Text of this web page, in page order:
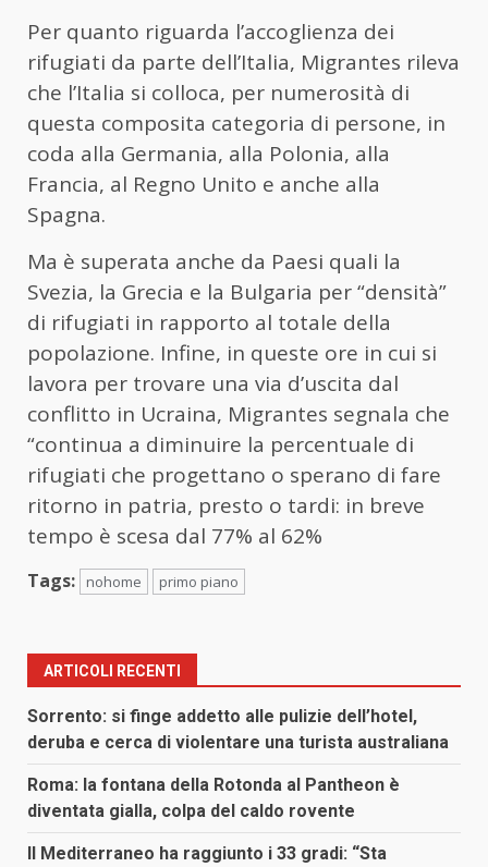
Per quanto riguarda l’accoglienza dei
rifugiati da parte dell’Italia, Migrantes rileva
che l’Italia si colloca, per numerosità di
questa composita categoria di persone, in
coda alla Germania, alla Polonia, alla
Francia, al Regno Unito e anche alla
Spagna.
Ma è superata anche da Paesi quali la
Svezia, la Grecia e la Bulgaria per “densità”
di rifugiati in rapporto al totale della
popolazione. Infine, in queste ore in cui si
lavora per trovare una via d’uscita dal
conflitto in Ucraina, Migrantes segnala che
“continua a diminuire la percentuale di
rifugiati che progettano o sperano di fare
ritorno in patria, presto o tardi: in breve
tempo è scesa dal 77% al 62%
Tags: nohome primo piano
ARTICOLI RECENTI
Sorrento: si finge addetto alle pulizie dell’hotel,
deruba e cerca di violentare una turista australiana
Roma: la fontana della Rotonda al Pantheon è
diventata gialla, colpa del caldo rovente
Il Mediterraneo ha raggiunto i 33 gradi: “Sta